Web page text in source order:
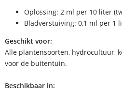
Oplossing: 2 ml per 10 liter
Bladverstuiving: 0,1 ml per 1
Geschikt voor:
Alle plantensoorten, hydrocultuur,
voor de buitentuin.
Beschikbaar in: